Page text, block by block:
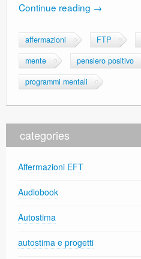
Continue reading →
affermazioni FTP
mente
pensiero positivo
programmi mentali
categories
Affermazioni EFT
Audiobook
Autostima
autostima e progetti